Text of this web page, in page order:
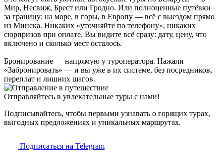
Мир, Несвиж, Брест или Гродно. Или полноценные путёвки
за границу: на море, в горы, в Европу — всё с выездом прямо
из Минска. Никаких «уточняйте по телефону», никаких
сюрпризов при оплате. Вы видите всё сразу: дату, цену, что
включено и сколько мест осталось.
Бронирование — напрямую у туроператора. Нажали
«Забронировать» — и вы уже в их системе, без посредников,
переплат и лишних шагов.
Отправляйтесь в увлекательные туры с нами!
Подписывайтесь, чтобы первыми узнавать о горящих турах,
выгодных предложениях и уникальных маршрутах.
Подписаться на Telegram